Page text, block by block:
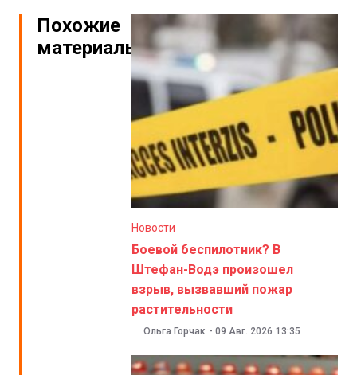
Похожие
материалы
Новости
Боевой беспилотник? В
Штефан-Водэ произошел
взрыв, вызвавший пожар
растительности
Ольга Горчак - 09 Авг. 2026 13:35